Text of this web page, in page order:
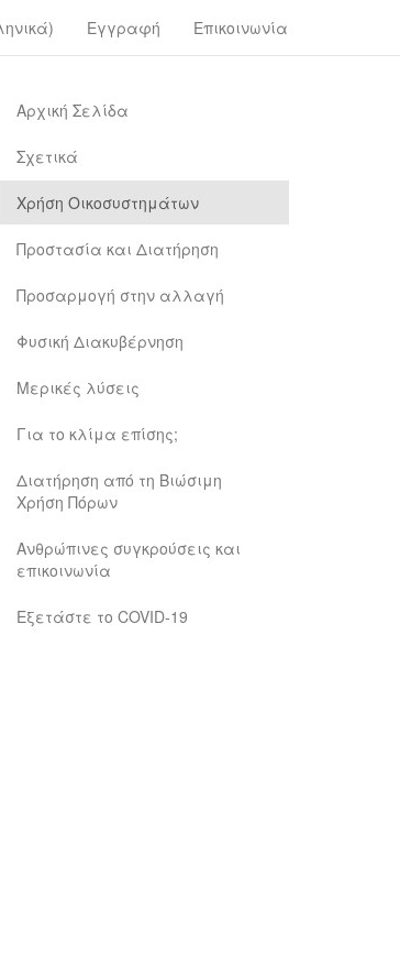
Εγγραφή Επικοινωνία
Αρχική Σελίδα
Σχετικά
Χρήση Οικοσυστημάτων
Προστασία και Διατήρηση
Προσαρμογή στην αλλαγή
Φυσική Διακυβέρνηση
Μερικές λύσεις
Για το κλίμα επίσης;
Διατήρηση από τη Βιώσιμη
Χρήση Πόρων
Ανθρώπινες συγκρούσεις και
επικοινωνία
Εξετάστε το COVID-19